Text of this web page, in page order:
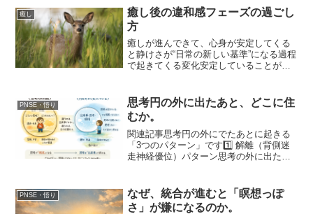
まうのか？1. 悟りが“上”に置かれるから
悟りに夢をも...
癒し
癒し後の違和感フェーズの過ごし
方
癒しが進んできて、心身が安定してくる
と静けさが“日常の新しい基準”になる過程
で起きてくる変化安定していることが
きに起きる違和感（identity shift）がでる
こと...
PNSE・悟り
思考円の外に出たあと、どこに住
むか。
関連記事思考円の外にでたあとに起きる
「3つのパターン」です1️⃣ 解離（背側迷
走神経優位）パターン思考の外に出たあ
い感情が感じにくい身体感覚が弱い上半
身に意識が偏る足...
PNSE・悟り
なぜ、統合が進むと「瞑想っぽ
さ」が嫌になるのか。